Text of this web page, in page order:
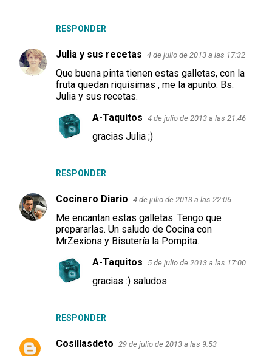
r
RESPONDER
Julia y sus recetas 4 de julio de 2013 a las 17:32
Que buena pinta tienen estas galletas, con la
fruta quedan riquisimas , me la apunto. Bs.
Julia y sus recetas.
RESPONDER
A-Taquitos 4 de julio de 2013 a las 21:46
gracias Julia ;)
Cocinero Diario 4 de julio de 2013 a las 22:06
Me encantan estas galletas. Tengo que
prepararlas. Un saludo de Cocina con
MrZexions y Bisutería la Pompita.
RESPONDER
A-Taquitos 5 de julio de 2013 a las 17:00
gracias :) saludos
Cosillasdeto 29 de julio de 2013 a las 9:53